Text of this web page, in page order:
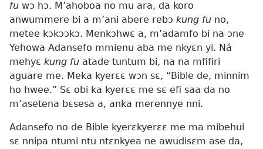
fu wɔ hɔ. M’ahoboa no mu ara, da koro
anwummere bi a m’ani abere rebɔ kung fu no,
metee kɔkɔɔkɔ. Menkɔhwɛ a, m’adamfo bi na ɔne
Yehowa Adansefo mmienu aba me nkyɛn yi. Ná
mehyɛ kung fu atade tuntum bi, na na mfifiri
aguare me. Meka kyerɛɛ wɔn sɛ, “Bible de, minnim
ho hwee.” Sɛ obi ka kyerɛɛ me sɛ efi saa da no
m’asetena bɛsesa a, anka merennye nni.
Adansefo no de Bible kyerɛkyerɛɛ me ma mibehui
sɛ nnipa ntumi ntu ntɛnkyea ne awudisɛm ase da,